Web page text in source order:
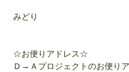
みどり
☆お便りアドレス☆
Ｄ→Ａプロジェクトのお便り